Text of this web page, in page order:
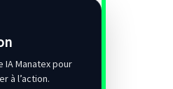
IA Manatex pour
à l’action.